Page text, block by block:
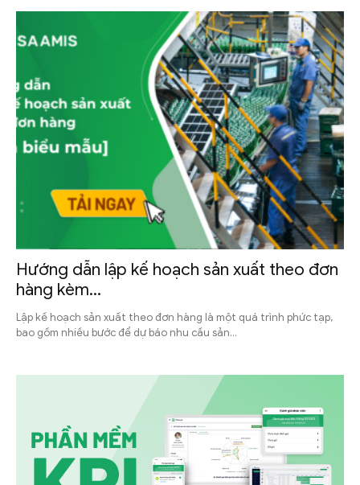
Hướng dẫn lập kế hoạch sản xuất theo đơn
hàng kèm...
Lập kế hoạch sản xuất theo đơn hàng là một quá trình phức tạp,
bao gồm nhiều bước để dự báo nhu cầu sản...